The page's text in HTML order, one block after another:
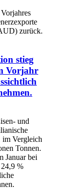
zurück.
stieg
Vorjahr
und
im Vergleich
Tonnen.
Januar bei
%